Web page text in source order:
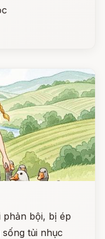
phản bội, bị ép
tủi nhục